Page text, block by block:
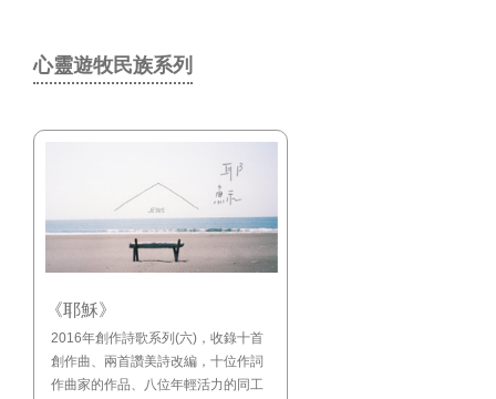
心靈遊牧民族系列
《耶穌》
2016年創作詩歌系列(六)，收錄十首
創作曲、兩首讚美詩改編，十位作詞
作曲家的作品、八位年輕活力的同工